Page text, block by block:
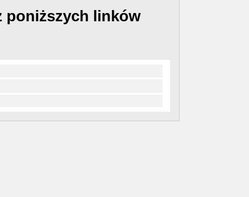
poniższych linków